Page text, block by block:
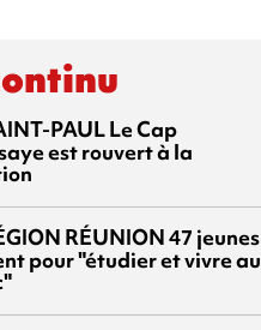
PAULLe Cap
est rouvert à la
RÉUNION47 jeunes
pour "étudier et vivre au